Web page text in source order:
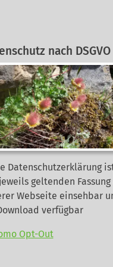
nach DSGVO
Datenschutzerklärung
geltenden Fassung
Webseite einsehbar
verfügbar
Opt-Out